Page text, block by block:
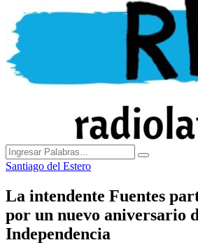
Search
for:
Search
Santiago del Estero
La intendente Fuentes
por un nuevo aniversario
Independencia